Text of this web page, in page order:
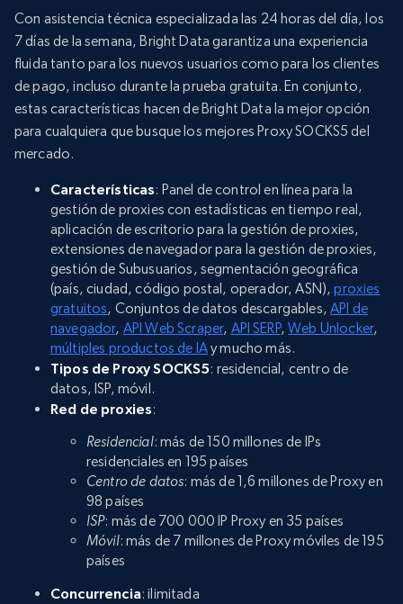
Con asistencia técnica especializada las 24 horas del día, los
7 días de la semana, Bright Data garantiza una experiencia
fluida tanto para los nuevos usuarios como para los clientes
de pago, incluso durante la prueba gratuita. En conjunto,
estas características hacen de Bright Data la mejor opción
para cualquiera que busque los mejores Proxy SOCKS5 del
mercado.
Características: Panel de control en línea para la
gestión de proxies con estadísticas en tiempo real,
aplicación de escritorio para la gestión de proxies,
extensiones de navegador para la gestión de proxies,
gestión de Subusuarios, segmentación geográfica
(país, ciudad, código postal, operador, ASN),proxies
gratuitos, Conjuntos de datos descargables,API de
navegador, API Web Scraper, API SERP,Web Unlocker,
múltiples productos de IAy mucho más.
Tipos de Proxy SOCKS5: residencial, centro de
datos, ISP, móvil.
Red de proxies:
Residencial: más de 150 millones de IPs
residenciales en 195 países
Centro de datos: más de 1,6 millones de Proxy en
98 países
ISP: más de 700 000 IP Proxy en 35 países
Móvil: más de 7 millones de Proxy móviles de 195
países
Concurrencia: ilimitada